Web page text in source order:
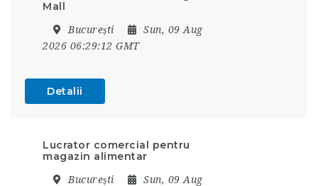
Mall
București
Sun, 09 Aug
2026 06:29:12 GMT
Detalii
Lucrator comercial pentru
magazin alimentar
București
Sun, 09 Aug